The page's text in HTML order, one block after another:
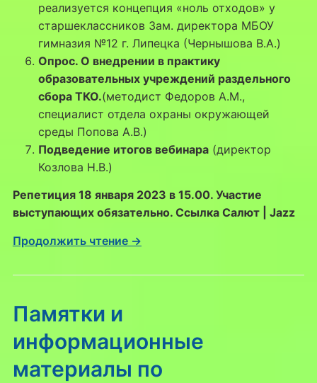
реализуется концепция «ноль отходов» у
старшеклассников Зам. директора МБОУ
гимназия №12 г. Липецка (Чернышова В.А.)
Опрос. О внедрении в практику
образовательных учреждений раздельного
сбора ТКО.(методист Федоров А.М.,
специалист отдела охраны окружающей
среды Попова А.В.)
Подведение итогов вебинара(директор
Козлова Н.В.)
Репетиция 18 января 2023 в 15.00. Участие
выступающих обязательно. Ссылка Салют | Jazz
Продолжить чтение →
Памятки и
информационные
материалы по